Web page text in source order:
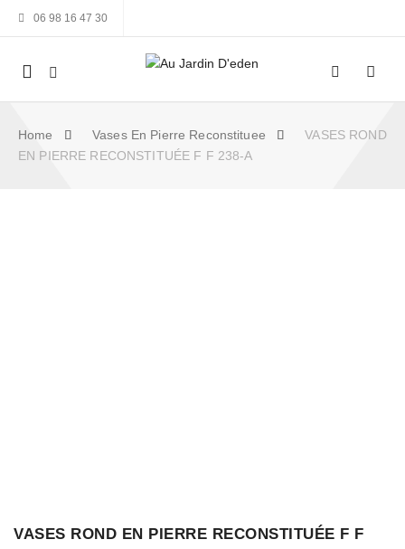
06 98 16 47 30
Mobile
navigation
Home Vases En Pierre Reconstituee
VASES ROND
EN PIERRE RECONSTITUÉE F F 238-A
VASES ROND EN PIERRE RECONSTITUÉE F F